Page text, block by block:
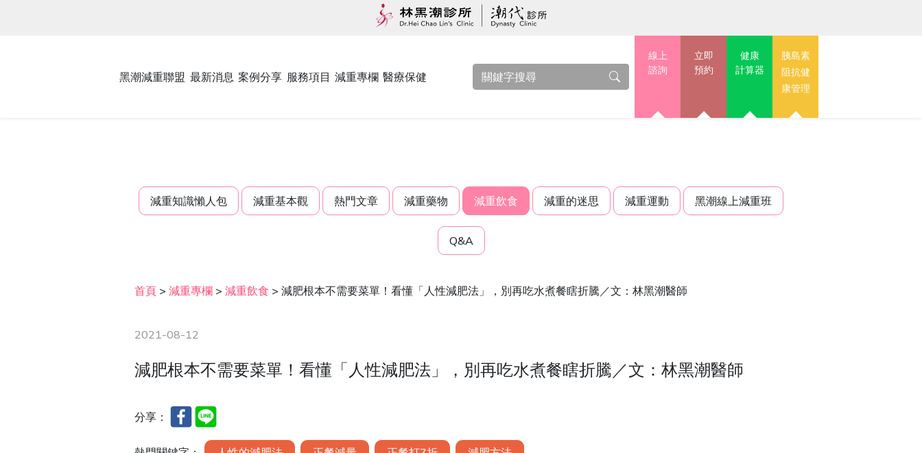
黑潮減重聯盟 最新消息 案例分享 服務項目 減重專欄 醫療保健
線上
諮詢
立即
預約
健康
計算器
胰島素
阻抗健
康管理
減重知識懶人包 減重基本觀 熱門文章 減重藥物 減重飲食 減重的迷思 減重運動 黑潮線上減重班
Q&A
首頁 >減重專欄 >減重飲食 >減肥根本不需要菜單！看懂「人性減肥法」，別再吃水煮餐瞎折騰／文：林黑潮醫師
2021-08-12
減肥根本不需要菜單！看懂「人性減肥法」，別再吃水煮餐瞎折騰／文：林黑潮醫師
分享：